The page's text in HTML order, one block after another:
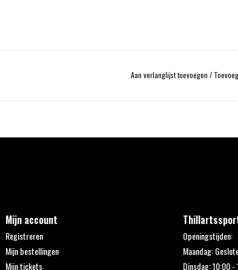
Aan verlanglijst toevoegen /
Mijn account
Registreren
Mijn bestellingen
Mijn tickets
Openingstijden:
Maandag:
Dinsdag: 10:00 -